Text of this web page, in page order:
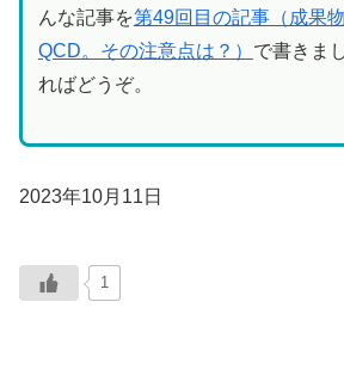
んな記事を第49回目の記事（成果
QCD。その注意点は？） で書きま
ればどうぞ。
2023年10月11日
1